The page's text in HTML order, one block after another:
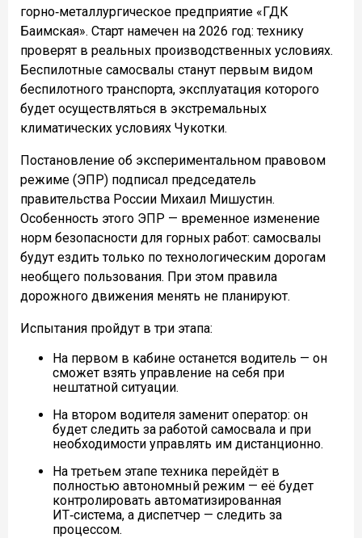
горно‑металлургическое предприятие «ГДК
Баимская». Старт намечен на 2026 год: технику
проверят в реальных производственных условиях.
Беспилотные самосвалы станут первым видом
беспилотного транспорта, эксплуатация которого
будет осуществляться в экстремальных
климатических условиях Чукотки.
Постановление об экспериментальном правовом
режиме (ЭПР) подписал председатель
правительства России Михаил Мишустин.
Особенность этого ЭПР — временное изменение
норм безопасности для горных работ: самосвалы
будут ездить только по технологическим дорогам
необщего пользования. При этом правила
дорожного движения менять не планируют.
Испытания пройдут в три этапа:
На первом в кабине останется водитель — он
сможет взять управление на себя при
нештатной ситуации.
На втором водителя заменит оператор: он
будет следить за работой самосвала и при
необходимости управлять им дистанционно.
На третьем этапе техника перейдёт в
полностью автономный режим — её будет
контролировать автоматизированная
ИТ‑система, а диспетчер — следить за
процессом.